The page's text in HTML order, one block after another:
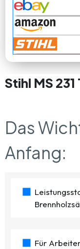
Stihl MS 231
Das
Anfang:
Für